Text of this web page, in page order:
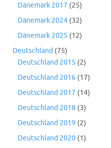
Dänemark 2017 (25)
Dänemark 2024 (32)
Dänemark 2025 (12)
Deutschland (75)
Deutschland 2015 (2)
Deutschland 2016 (17)
Deutschland 2017 (14)
Deutschland 2018 (3)
Deutschland 2019 (2)
Deutschland 2020 (1)